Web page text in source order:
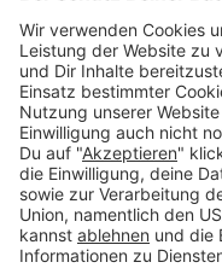
Käuferschutz inklusive
Mitglied im: